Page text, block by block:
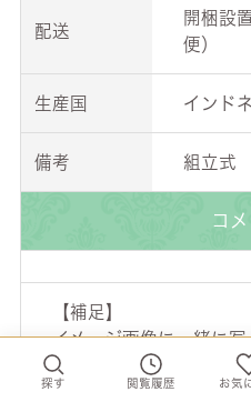
配送
開梱設
便）
生産国 インド
備考 組立式
コ
【補足】
イメージ画像に一緒に
等は含まれません。
実物に近い状態で撮影
探す 閲覧履歴 お気